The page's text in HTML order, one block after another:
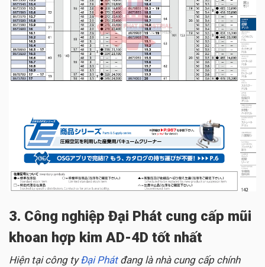
3. Công nghiệp Đại Phát cung cấp mũi
khoan hợp kim AD-4D tốt nhất
Hiện tại công tyĐại Phátđang là nhà cung cấp chính